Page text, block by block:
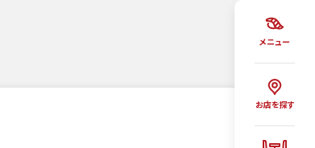
メニュー
お店を探す